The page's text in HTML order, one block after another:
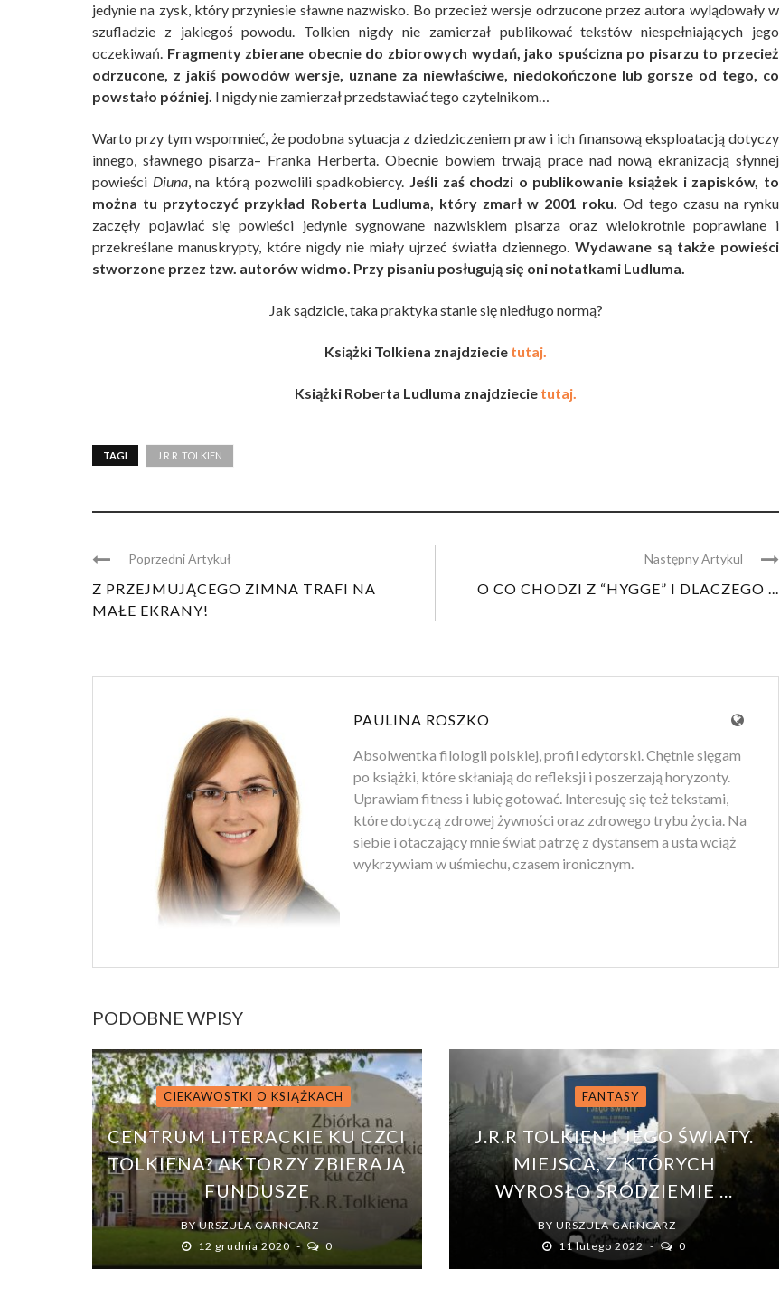
jedynie na zysk, który przyniesie sławne nazwisko. Bo przecież wersje odrzucone przez autora wylądowały w
szufladzie z jakiegoś powodu. Tolkien nigdy nie zamierzał publikować tekstów niespełniających jego
oczekiwań. Fragmenty zbierane obecnie do zbiorowych wydań, jako spuścizna po pisarzu to przecież
odrzucone, z jakiś powodów wersje, uznane za niewłaściwe, niedokończone lub gorsze od tego, co
powstało później. I nigdy nie zamierzał przedstawiać tego czytelnikom…
Warto przy tym wspomnieć, że podobna sytuacja z dziedziczeniem praw i ich finansową eksploatacją dotyczy
innego, sławnego pisarza– Franka Herberta. Obecnie bowiem trwają prace nad nową ekranizacją słynnej
powieści Diuna, na którą pozwolili spadkobiercy. Jeśli zaś chodzi o publikowanie książek i zapisków, to
można tu przytoczyć przykład Roberta Ludluma, który zmarł w 2001 roku. Od tego czasu na rynku
zaczęły pojawiać się powieści jedynie sygnowane nazwiskiem pisarza oraz wielokrotnie poprawiane i
przekreślane manuskrypty, które nigdy nie miały ujrzeć światła dziennego. Wydawane są także powieści
stworzone przez tzw. autorów widmo. Przy pisaniu posługują się oni notatkami Ludluma.
Jak sądzicie, taka praktyka stanie się niedługo normą?
Książki Tolkiena znajdziecie tutaj.
Książki Roberta Ludluma znajdziecie tutaj.
TAGI J.R.R. TOLKIEN
Poprzedni Artykuł
Z PRZEJMUJĄCEGO ZIMNA TRAFI NA
MAŁE EKRANY!
Następny Artykul
O CO CHODZI Z “HYGGE” I DLACZEGO ...
PAULINA ROSZKO
Absolwentka filologii polskiej, profil edytorski. Chętnie sięgam
po książki, które skłaniają do refleksji i poszerzają horyzonty.
Uprawiam fitness i lubię gotować. Interesuję się też tekstami,
które dotyczą zdrowej żywności oraz zdrowego trybu życia. Na
siebie i otaczający mnie świat patrzę z dystansem a usta wciąż
wykrzywiam w uśmiechu, czasem ironicznym.
PODOBNE WPISY
CIEKAWOSTKI O KSIĄŻKACH
CENTRUM LITERACKIE KU CZCI
TOLKIENA? AKTORZY ZBIERAJĄ
FUNDUSZE
BYURSZULA GARNCARZ
12 grudnia 2020
0
FANTASY
J.R.R TOLKIEN I JEGO ŚWIATY.
MIEJSCA, Z KTÓRYCH
WYROSŁO ŚRÓDZIEMIE ...
BYURSZULA GARNCARZ
11 lutego 2022
0